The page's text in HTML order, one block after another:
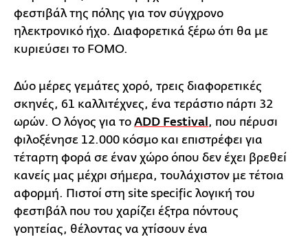
φεστιβάλ της πόλης για τον σύγχρονο
ηλεκτρονικό ήχο. Διαφορετικά ξέρω ότι θα με
κυριεύσει το FOMO.
Δύο μέρες γεμάτες χορό, τρεις διαφορετικές
σκηνές, 61 καλλιτέχνες, ένα τεράστιο πάρτι 32
ωρών. Ο λόγος για το ADD Festival, που πέρυσι
φιλοξένησε 12.000 κόσμο και επιστρέφει για
τέταρτη φορά σε έναν χώρο όπου δεν έχει βρεθεί
κανείς μας μέχρι σήμερα, τουλάχιστον με τέτοια
αφορμή. Πιστοί στη site specific λογική του
φεστιβάλ που του χαρίζει έξτρα πόντους
γοητείας, θέλοντας να χτίσουν ένα